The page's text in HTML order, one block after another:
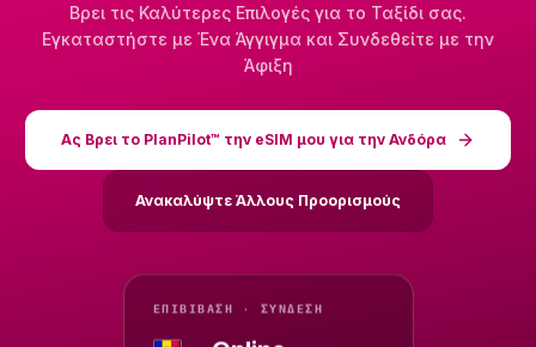
Βρει τις Καλύτερες Επιλογές για το Ταξίδι σας.
Εγκαταστήστε με Ένα Άγγιγμα και Συνδεθείτε με την
Άφιξη
Ας Βρει το PlanPilot™ την eSIM μου για την Ανδόρα
Ανακαλύψτε Άλλους Προορισμούς
ΕΠΙΒΊΒΑΣΗ · ΣΎΝΔΕΣΗ